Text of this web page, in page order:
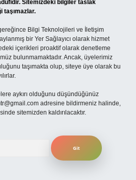
Sitemizdeki bilgiler taslak
taşımazlar.
Bilgi Teknolojileri ve İletişim
bir Yer Sağlayıcı olarak hizmet
içerikleri proaktif olarak denetleme
bulunmamaktadır. Ancak, üyelerimiz
taşımakta olup, siteye üye olarak bu
aykırı olduğunu düşündüğünüz
adresine bildirmeniz halinde,
sitemizden kaldırılacaktır.